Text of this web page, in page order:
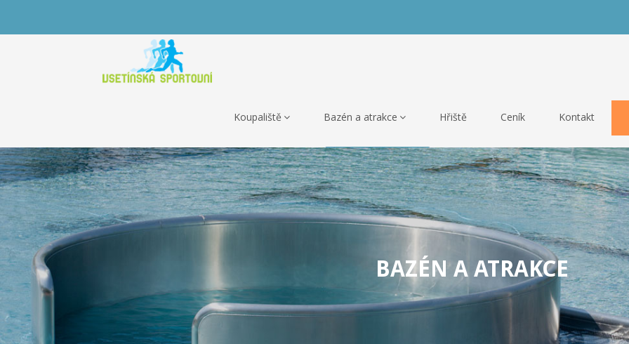
Koupaliště Bazén a atrakce Hřiště Ceník Kontakt
BAZÉN A ATRAKCE